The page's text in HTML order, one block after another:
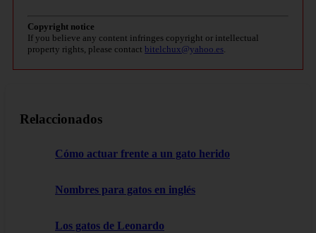
Copyright notice
If you believe any content infringes copyright or intellectual
property rights, please contact bitelchux@yahoo.es.
Relaccionados
Cómo actuar frente a un gato herido
Nombres para gatos en inglés
Los gatos de Leonardo